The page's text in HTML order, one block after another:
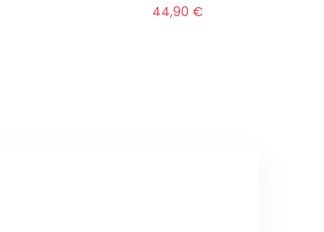
44,90 €